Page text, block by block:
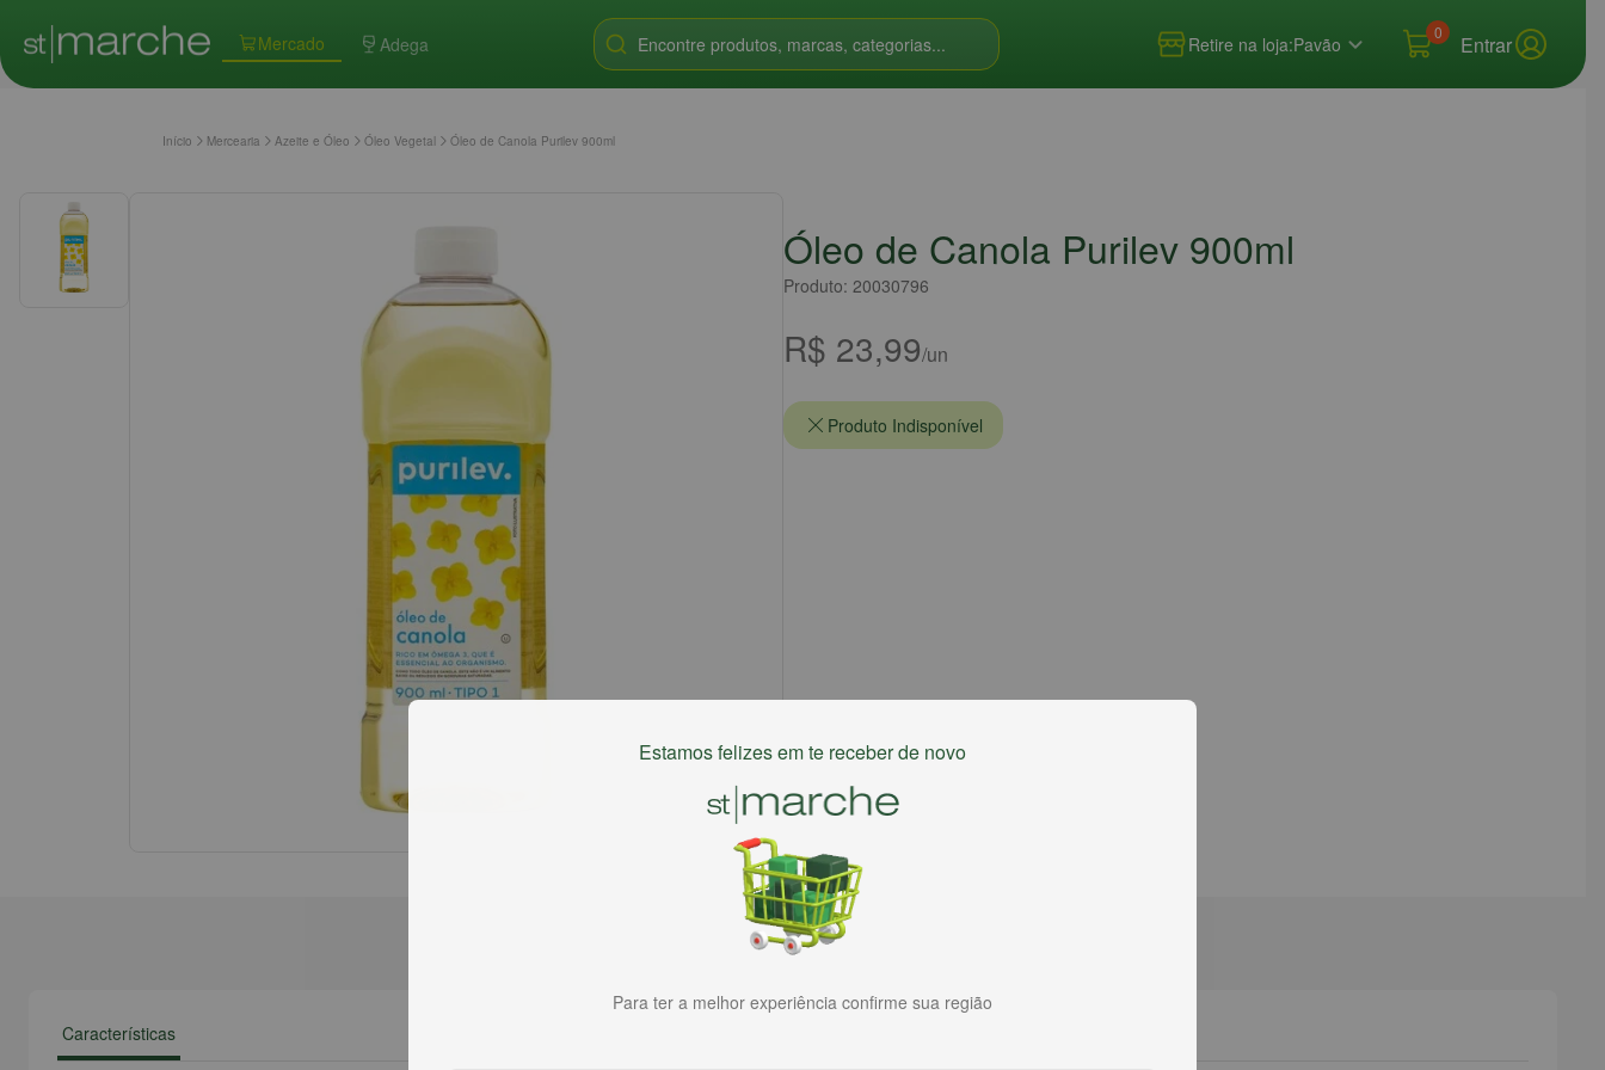
Mercado Adega Encontre produtos, marcas, categorias... Retire na loja:Pavão
0 Entrar
Início Mercearia Azeite e Óleo Óleo Vegetal Óleo de Canola Purilev 900ml
Óleo de Canola Purilev 900ml
Produto: 20030796
R$ 23,99/un
Produto Indisponível
Características
Estamos felizes em te receber de novo
Para ter a melhor experiência confirme sua região